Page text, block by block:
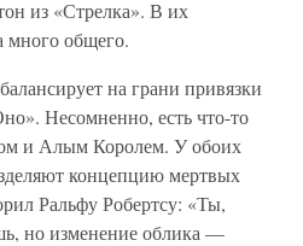
из «Стрелка». В их
много общего.
на грани привязки
Несомненно, есть что-то
и Алым Королем. У обоих
концепцию мертвых
Ральфу Робертсу: «Ты,
но изменение облика —